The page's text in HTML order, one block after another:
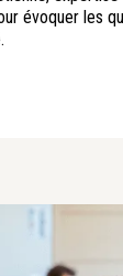
évoquer les